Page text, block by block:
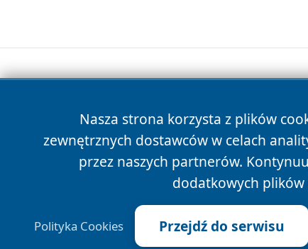
Nasza strona korzysta z plików
zewnętrznych dostawców w celach
przez naszych partnerów.
dodatkowych plików
Polityka Cookies Przejdź do serwisu